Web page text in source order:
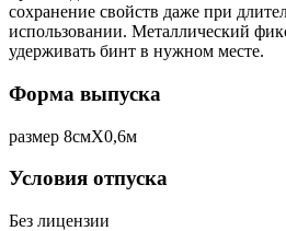
сохранение свойств даже при
использовании. Металлический
удерживать бинт в нужном месте.
Форма выпуска
размер 8смХ0,6м
Условия отпуска
Без лицензии